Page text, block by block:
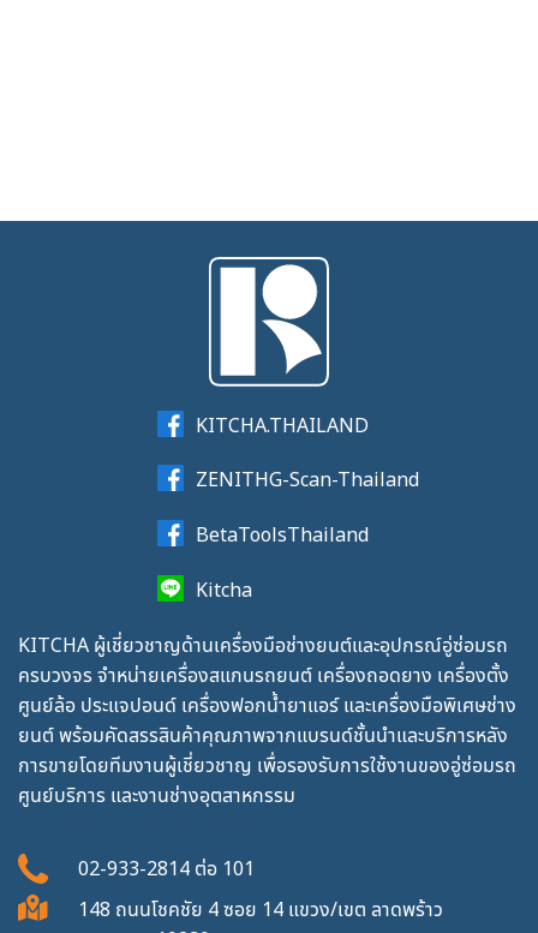
KITCHA.THAILAND
ZENITHG-Scan-Thailand
BetaToolsThailand
Kitcha
KITCHA ผู้เชี่ยวชาญด้านเครื่องมือช่างยนต์และอุปกรณ์อู่ซ่อมรถ
ครบวงจร จำหน่ายเครื่องสแกนรถยนต์ เครื่องถอดยาง เครื่องตั้ง
ศูนย์ล้อ ประแจปอนด์ เครื่องฟอกน้ำยาแอร์ และเครื่องมือพิเศษช่าง
ยนต์ พร้อมคัดสรรสินค้าคุณภาพจากแบรนด์ชั้นนำและบริการหลัง
การขายโดยทีมงานผู้เชี่ยวชาญ เพื่อรองรับการใช้งานของอู่ซ่อมรถ
ศูนย์บริการ และงานช่างอุตสาหกรรม
02-933-2814 ต่อ 101
148 ถนนโชคชัย 4 ซอย 14 แขวง/เขต ลาดพร้าว